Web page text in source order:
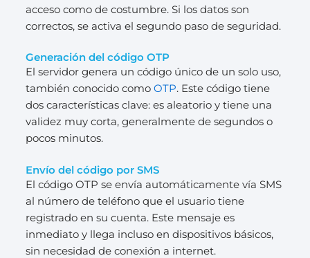
acceso como de costumbre. Si los datos son
correctos, se activa el segundo paso de seguridad.
Generación del código OTP
El servidor genera un código único de un solo uso,
también conocido como OTP. Este código tiene
dos características clave: es aleatorio y tiene una
validez muy corta, generalmente de segundos o
pocos minutos.
Envío del código por SMS
El código OTP se envía automáticamente vía SMS
al número de teléfono que el usuario tiene
registrado en su cuenta. Este mensaje es
inmediato y llega incluso en dispositivos básicos,
sin necesidad de conexión a internet.